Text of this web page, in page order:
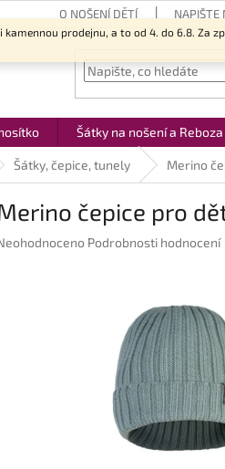
prodejnu, a to od 4. do 6.8. Za
O NOŠENÍ DĚTÍ NAPIŠTE
Šátky na nošení a Reboza
Šátky, čepice, tunely Merino
čepice pro
Podrobnosti hodnocení